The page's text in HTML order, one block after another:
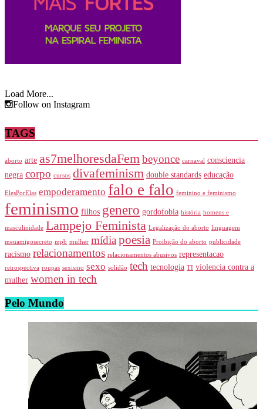
Load More...
Follow on Instagram
TAGS
aborto arte as7melhoresdaFembeyonce carnaval consciencia
negra corpo cursos divafeminism double standards educação
ElesPorElas empoderamento falo e falo feminino e feminismo
feminismo filhos genero gordofobia história homens e
masculinidade Lampejo Feminista Legalização do aborto linguagem
meuamigosecreto mpb mulher mídiapoesia Proibição do aborto publicidade
racismo relacionamentos relacionamentos abusivos representacao
retrospectiva roupas sexismo sexo solidão tech tecnologia TI violencia contra a
mulher women in tech
Pelo Mundo